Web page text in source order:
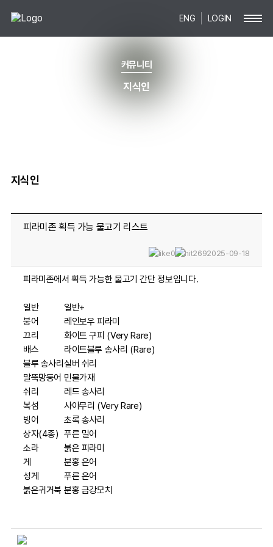
ENG LOGIN
커뮤니티
지식인
지식인
피라미존 획득 가능 물고기 리스트
0 2692025-09-18
피라미존에서 획득 가능한 물고기 간단 정보입니다.
일반
일반+
붕어
레인보우 피라미
끄리
화이트 구피 (Very Rare)
배스
라이트블루 송사리 (Rare)
블루 송사리 실버 쉬리
말뚝망둥어 민물가재
쉬리
레드 송사리
복섬
사아무리 (Very Rare)
빙어
초록 송사리
상자(4종) 푸른 밀어
소라
붉은 피라미
게
분홍 은어
성게
푸른 은어
붉은귀거북 분홍 금강모치